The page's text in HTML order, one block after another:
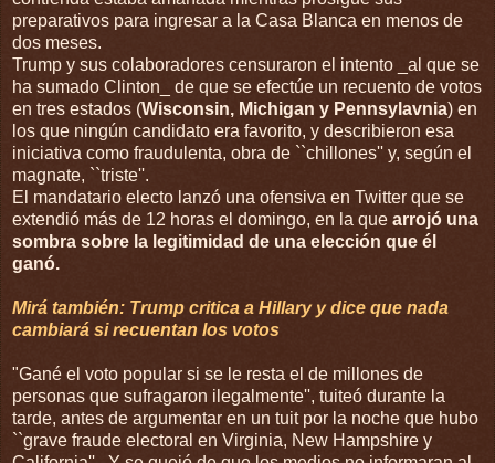
preparativos para ingresar a la Casa Blanca en menos de
dos meses.
Trump y sus colaboradores censuraron el intento _al que se
ha sumado Clinton_ de que se efectúe un recuento de votos
en tres estados (Wisconsin, Michigan y Pennsylavnia) en
los que ningún candidato era favorito, y describieron esa
iniciativa como fraudulenta, obra de ``chillones'' y, según el
magnate, ``triste''.
El mandatario electo lanzó una ofensiva en Twitter que se
extendió más de 12 horas el domingo, en la que arrojó una
sombra sobre la legitimidad de una elección que él
ganó.
Mirá también: Trump critica a Hillary y dice que nada
cambiará si recuentan los votos
"Gané el voto popular si se le resta el de millones de
personas que sufragaron ilegalmente'', tuiteó durante la
tarde, antes de argumentar en un tuit por la noche que hubo
``grave fraude electoral en Virginia, New Hampshire y